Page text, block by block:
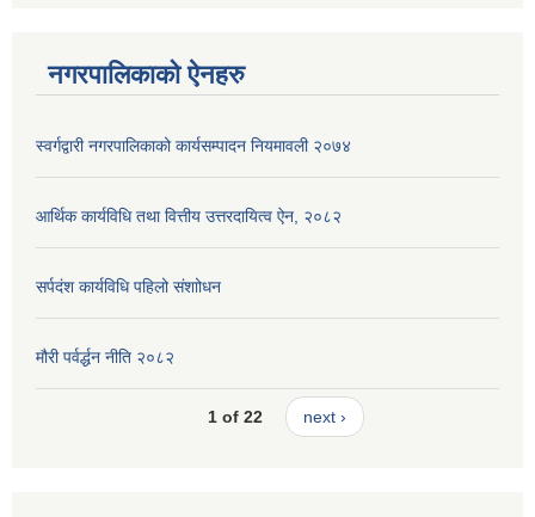
नगरपालिकाको ऐनहरु
स्वर्गद्वारी नगरपालिकाको कार्यसम्पादन नियमावली २०७४
आर्थिक कार्यविधि तथा वित्तीय उत्तरदायित्व ऐन, २०८२
सर्पदंश कार्यविधि पहिलो संशाोधन
मौरी पर्वर्द्धन नीति २०८२
1 of 22 next ›